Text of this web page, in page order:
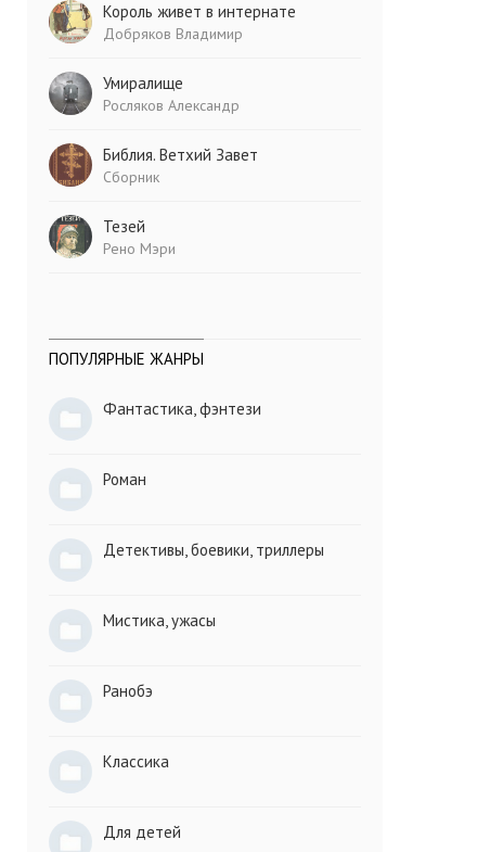
Король живет в интернате
Добряков Владимир
Умиралище
Росляков Александр
Библия. Ветхий Завет
Сборник
Тезей
Рено Мэри
ПОПУЛЯРНЫЕ ЖАНРЫ
Фантастика, фэнтези
Роман
Детективы, боевики, триллеры
Мистика, ужасы
Ранобэ
Классика
Для детей